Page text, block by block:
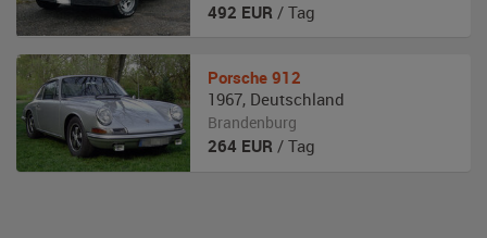
492 EUR / Tag
Porsche 912
1967, Deutschland
Brandenburg
264 EUR / Tag